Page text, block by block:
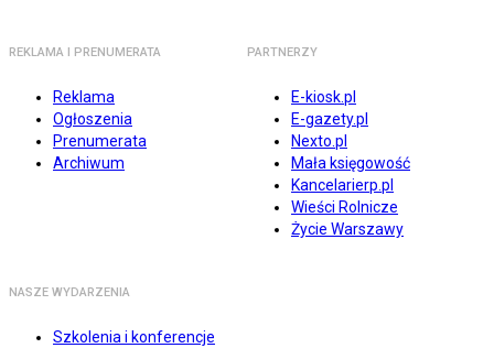
REKLAMA I PRENUMERATA
Reklama
Ogłoszenia
Prenumerata
Archiwum
PARTNERZY
E-kiosk.pl
E-gazety.pl
Nexto.pl
Mała księgowość
Kancelarierp.pl
Wieści Rolnicze
Życie Warszawy
NASZE WYDARZENIA
Szkolenia i konferencje